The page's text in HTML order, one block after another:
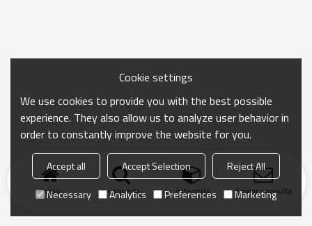
Inicio búsqueda categoría Enviar consulta
Cookie settings
We use cookies to provide you with the best possible
experience. They also allow us to analyze user behavior in
order to constantly improve the website for you.
Accept all Accept Selection
Reject All
Necessary
Analytics Preferences Marketing